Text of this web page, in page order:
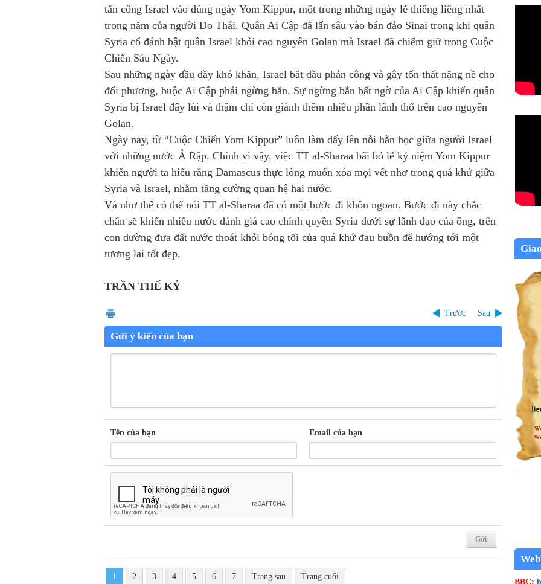
tấn công Israel vào đúng ngày Yom Kippur, một trong những ngày lễ thiêng liêng nhất
trong năm của người Do Thái. Quân Ai Cập đã lấn sâu vào bán đảo Sinai trong khi quân
Syria cố đánh bật quân Israel khỏi cao nguyên Golan mà Israel đã chiếm giữ trong Cuộc
Chiến Sáu Ngày.
Sau những ngày đầu đầy khó khăn, Israel bắt đầu phản công và gây tổn thất nặng nề cho
đối phương, buộc Ai Cập phải ngừng bắn. Sự ngừng bắn bất ngờ của Ai Cập khiến quân
Syria bị Israel đẩy lùi và thậm chí còn giành thêm nhiều phần lãnh thổ trên cao nguyên
Golan.
Ngày nay, từ “Cuộc Chiến Yom Kippur” luôn làm dấy lên nỗi hằn học giữa người Israel
với những nước Ả Rập. Chính vì vậy, việc TT al-Sharaa bãi bỏ lễ kỷ niệm Yom Kippur
khiến người ta hiểu rằng Damascus thực lòng muốn xóa mọi vết nhơ trong quá khứ giữa
Syria và Israel, nhằm tăng cường quan hệ hai nước.
Và như thế có thể nói TT al-Sharaa đã có một bước đi khôn ngoan. Bước đi này chắc
chắn sẽ khiến nhiều nước đánh giá cao chính quyền Syria dưới sự lãnh đạo của ông, trên
con dường đưa đất nước thoát khỏi bóng tối của quá khứ đau buồn để hướng tới một
tương lai tốt đẹp.
TRẦN THẾ KỶ
Trước Sau
Gửi ý kiến của bạn
Tên của bạn Email của bạn
1 2 3 4 5 6 7 Trang sau Trang cuối
BBC: